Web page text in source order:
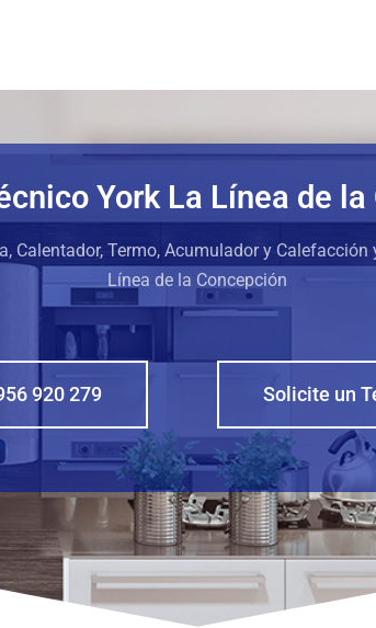
York La Línea de
Calentador, Termo, Acumulador y
Línea de la Concepción
920 279 Solicite un